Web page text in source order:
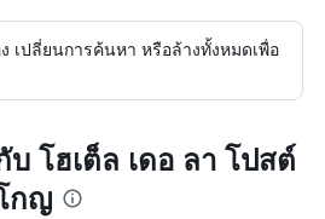
เปลี่ยนการค้นหา หรือล้างทั้งหมดเพื่อ
โฮเต็ล เดอ ลา โปสต์
กญ